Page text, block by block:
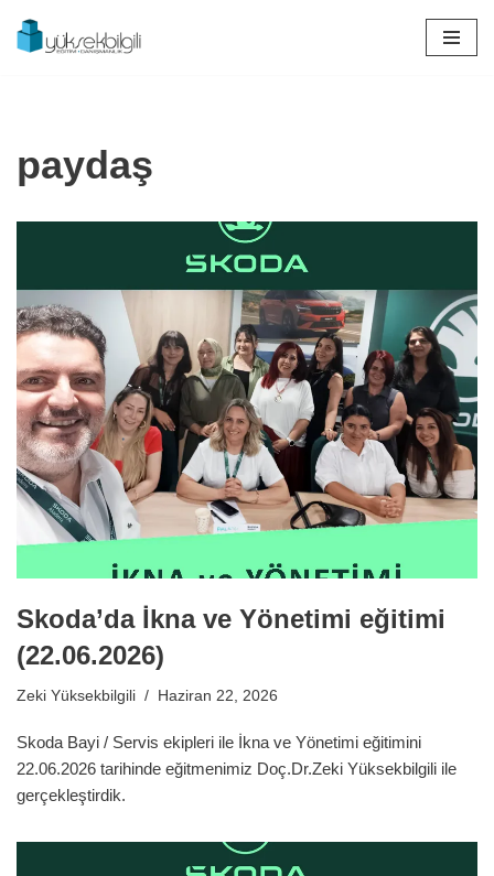
İçeriğe
paydaş
Skoda’da İkna ve Yönetimi eğitimi
(22.06.2026)
Zeki Yüksekbilgili Haziran 22, 2026
Skoda Bayi / Servis ekipleri ile İkna ve Yönetimi eğitimini
22.06.2026 tarihinde eğitmenimiz Doç.Dr.Zeki Yüksekbilgili ile
gerçekleştirdik.